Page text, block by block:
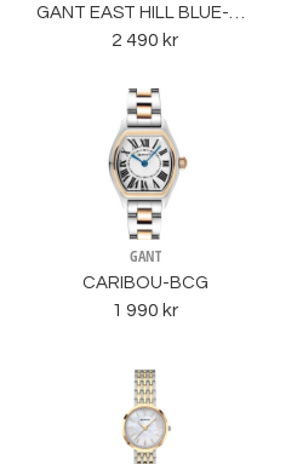
GANT EAST HILL BLUE-METAL
2 490 kr
GANT
CARIBOU-BCG
1 990 kr